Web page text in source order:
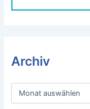
Archiv
A